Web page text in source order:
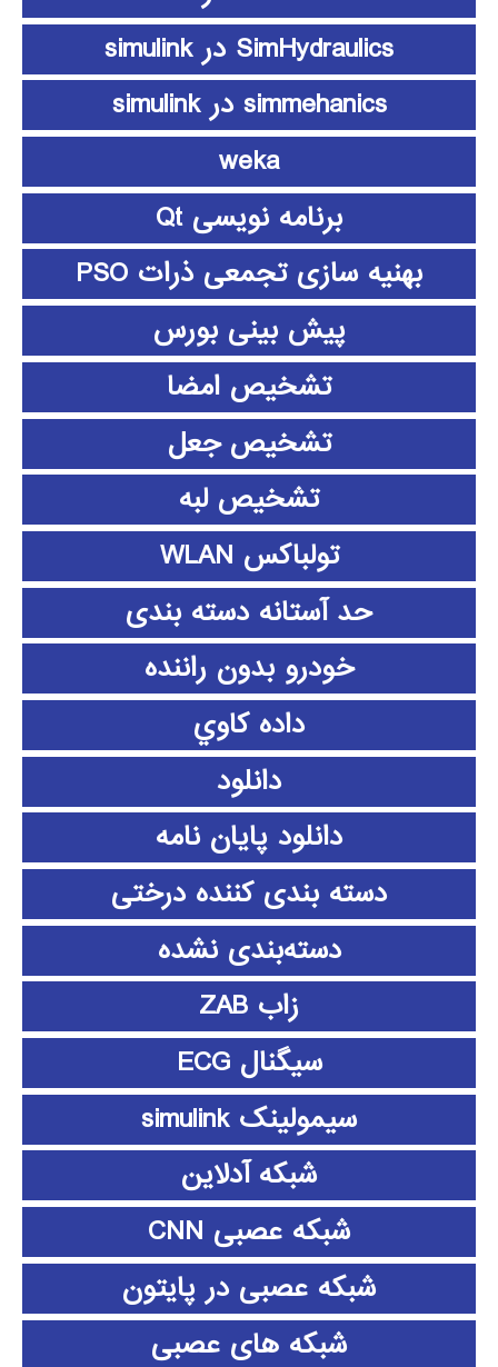
SimHydraulics در simulink
simmehanics در simulink
weka
برنامه نویسی Qt
بهنیه سازی تجمعی ذرات PSO
پیش بینی بورس
تشخیص امضا
تشخیص جعل
تشخیص لبه
تولباکس WLAN
حد آستانه دسته بندی
خودرو بدون راننده
داده كاوي
دانلود
دانلود پايان نامه
دسته بندی کننده درختی
دسته‌بندی نشده
زاب ZAB
سیگنال ECG
سیمولینک simulink
شبکه آدلاین
شبکه عصبی CNN
شبکه عصبی در پایتون
شبکه های عصبی